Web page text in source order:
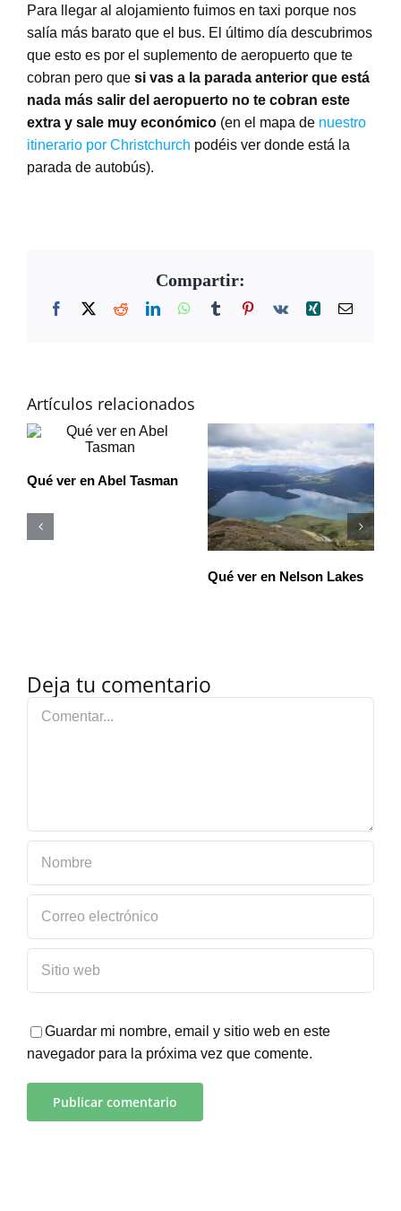
Para llegar al alojamiento fuimos en taxi porque nos
salía más barato que el bus. El último día descubrimos
que esto es por el suplemento de aeropuerto que te
cobran pero que si vas a la parada anterior que está
nada más salir del aeropuerto no te cobran este
extra y sale muy económico (en el mapa denuestro
itinerario por Christchurch podéis ver donde está la
parada de autobús).
Compartir:
Facebook
X RedditLinkedInWhatsApp
TumblrPinterest
Vk Xing Correo
Artículos relacionados
Guardar mi nombre, email y sitio web en este
navegador para la próxima vez que comente.